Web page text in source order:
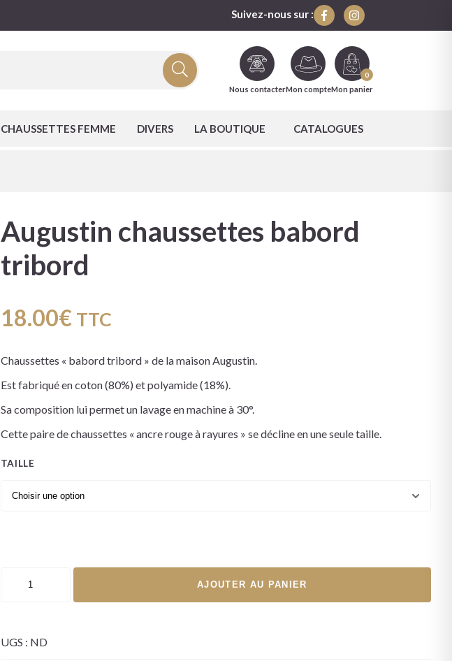
Suivez-nous sur :
Nous contacterMon compte
0
Mon panier
CHAUSSETTES FEMME DIVERS LA BOUTIQUE CATALOGUES
Augustin chaussettes babord
tribord
18.00€ TTC
Chaussettes « babord tribord » de la maison Augustin.
Est fabriqué en coton (80%) et polyamide (18%).
Sa composition lui permet un lavage en machine à 30°.
Cette paire de chaussettes « ancre rouge à rayures » se décline en une seule taille.
TAILLE
AJOUTER AU PANIER
UGS : ND